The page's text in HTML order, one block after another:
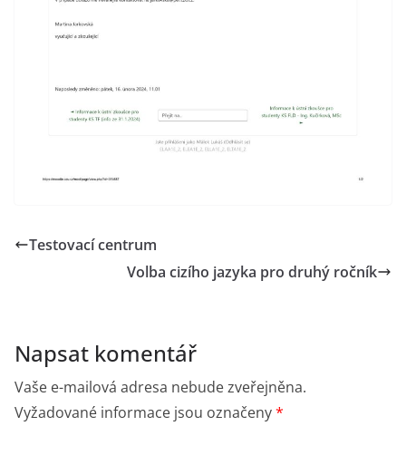
Testovací centrum
Volba cizího jazyka pro druhý ročník
Napsat komentář
Vaše e-mailová adresa nebude zveřejněna.
Vyžadované informace jsou označeny*